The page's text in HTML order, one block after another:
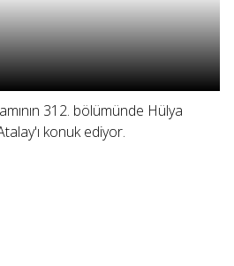
312. bölümünde Hülya
konuk ediyor.